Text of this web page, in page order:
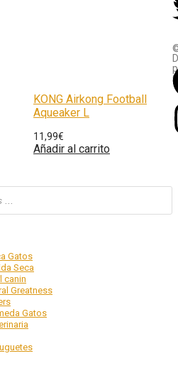
KONG Airkong Football
Aqueaker L
11,99€
Añadir al carrito
Gatos
Seca
canin
Greatness
Gatos